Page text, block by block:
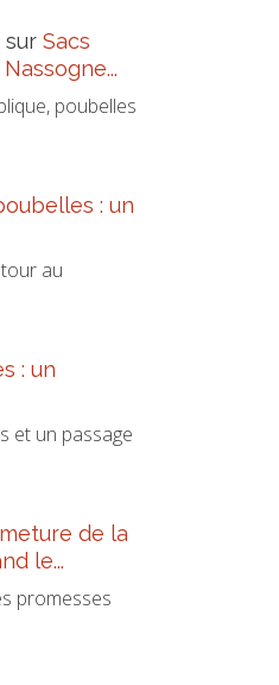
surSacs
poubelles
: un
au
: un
et un passage
de la
le...
promesses